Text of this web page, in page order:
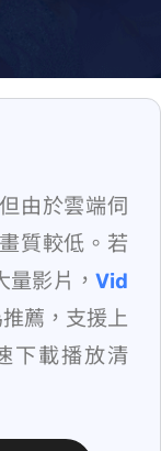
由於雲端伺
質較低。若
量影片，Vid
薦，支援上
下載播放清